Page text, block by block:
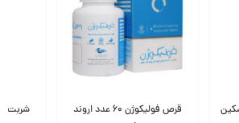
قرص فولیکوژن 60 عدد اروند